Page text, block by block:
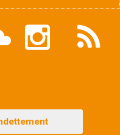
Soundcloud Instagram
RSS